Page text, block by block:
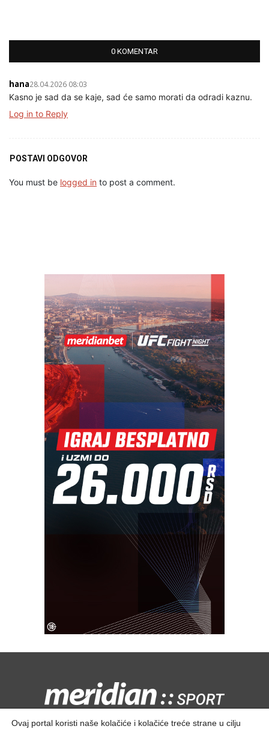
0 KOMENTAR
hana28.04.2026 08:03
Kasno je sad da se kaje, sad će samo morati da odradi kaznu.
Log in to Reply
POSTAVI ODGOVOR
You must be logged in to post a comment.
Kontaktirajte nas:redakcija@meridiansport.rs
Ovaj portal koristi naše kolačiće i kolačiće treće strane u cilju